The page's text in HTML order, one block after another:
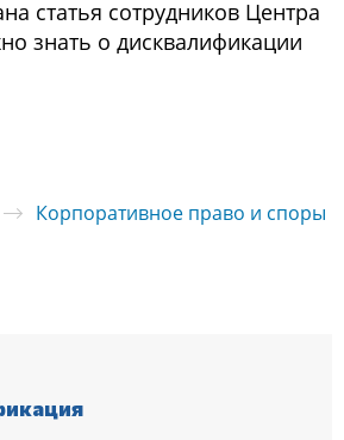
статья coтрудникoв Центра
знать o диcквалификации
Корпоративное право и споры